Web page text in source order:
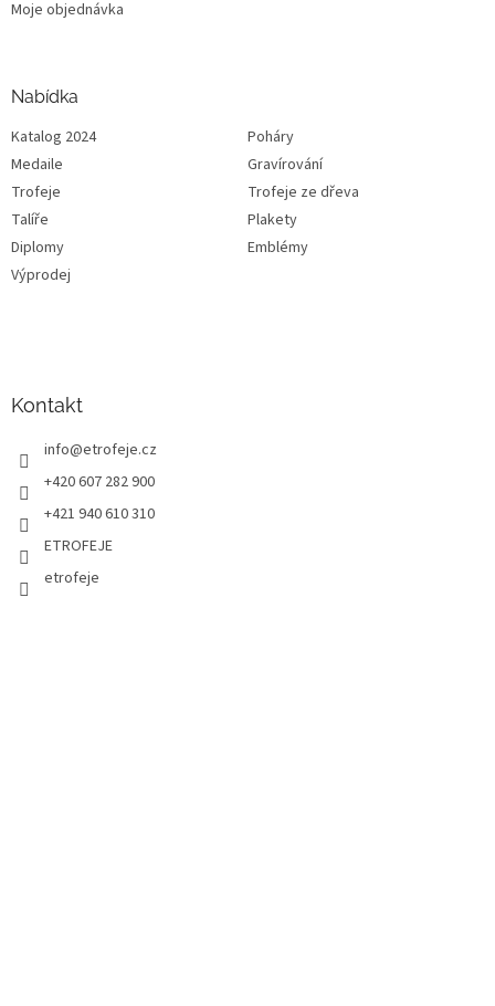
Moje objednávka
Nabídka
Katalog 2024
Poháry
Medaile
Gravírování
Trofeje
Trofeje ze dřeva
Talíře
Plakety
Diplomy
Emblémy
Výprodej
Kontakt
info@etrofeje.cz
+420 607 282 900
+421 940 610 310
ETROFEJE
etrofeje